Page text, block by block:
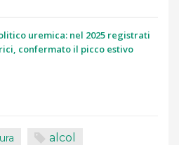
uremica: nel 2025 registrati
confermato il picco estivo
alcol